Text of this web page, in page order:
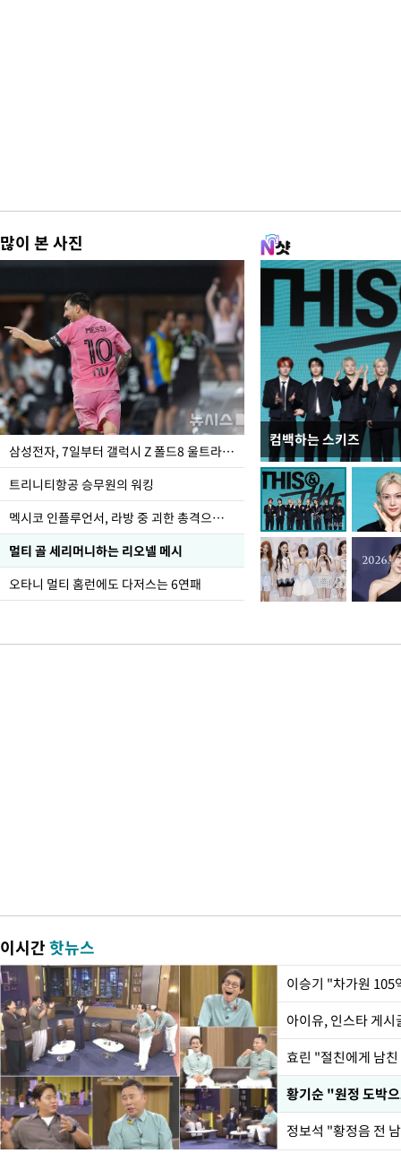
많이 본 사진
삼성전자, 7일부터 갤럭시 Z 폴드8 울트라·폴드8·플립8 출시
트리니티항공 승무원의 워킹
멕시코 인플루언서, 라방 중 괴한 총격으로 사망
멀티 골 세리머니하는 리오넬 메시
오타니 멀티 홈런에도 다저스는 6연패
컴백하는 스키즈
입추 하루 앞둔 전남
폭염
이시간핫뉴스
아이유, 인스타 게
효린 "절친에게 남
황기순 "원정 도박